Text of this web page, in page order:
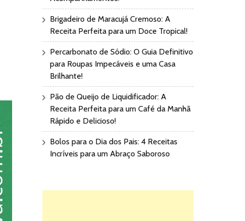
Brigadeiro de Maracujá Cremoso: A
Receita Perfeita para um Doce Tropical!
Percarbonato de Sódio: O Guia Definitivo
para Roupas Impecáveis e uma Casa
Brilhante!
Pão de Queijo de Liquidificador: A
Receita Perfeita para um Café da Manhã
Rápido e Delicioso!
Bolos para o Dia dos Pais: 4 Receitas
Incríveis para um Abraço Saboroso